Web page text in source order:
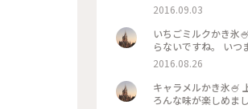
2016.09.03
いちごミルクかき氷
らないですね。 いつ
2016.08.26
キャラメルかき氷🍧